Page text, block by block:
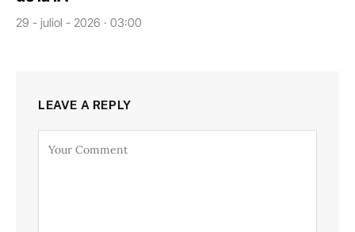
29 - juliol - 2026 · 03:00
LEAVE A REPLY